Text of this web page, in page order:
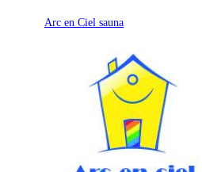
Arc en Ciel sauna